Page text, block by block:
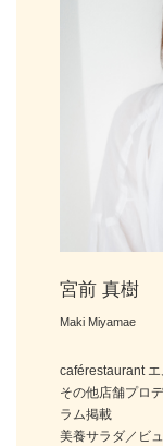
宮前 真樹
Maki Miyamae
caférestaurant エ
その他店舗プロ
ラム掲載
美養サラダ／ビ